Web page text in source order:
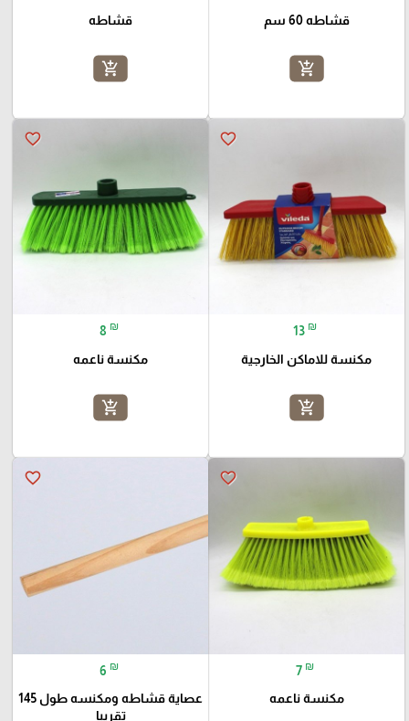
قشاطه 60 سم
add_shopping_cart
قشاطه
add_shopping_cart
favorite_border
13 ₪
مكنسة للاماكن الخارجية
add_shopping_cart
favorite_border
8 ₪
مكنسة ناعمه
add_shopping_cart
favorite_border
7 ₪
مكنسة ناعمه
favorite_border
6 ₪
عصاية قشاطه ومكنسه طول 145
تقريبا